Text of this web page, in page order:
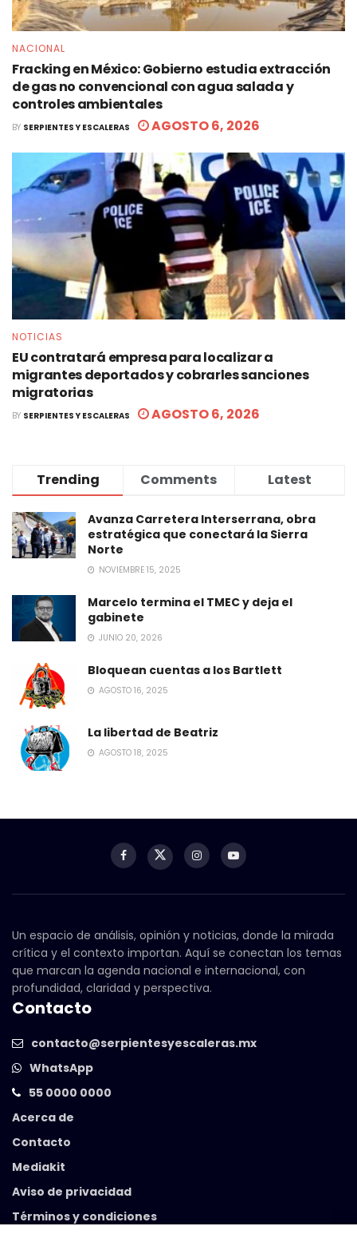
NACIONAL
Fracking en México: Gobierno estudia extracción
de gas no convencional con agua salada y
controles ambientales
BY SERPIENTES Y ESCALERAS AGOSTO 6, 2026
NOTICIAS
EU contratará empresa para localizar a
migrantes deportados y cobrarles sanciones
migratorias
BY SERPIENTES Y ESCALERAS AGOSTO 6, 2026
Trending Comments Latest
Avanza Carretera Interserrana, obra
estratégica que conectará la Sierra
Norte
NOVIEMBRE 15, 2025
Marcelo termina el TMEC y deja el
gabinete
JUNIO 20, 2026
Bloquean cuentas a los Bartlett
AGOSTO 16, 2025
La libertad de Beatriz
AGOSTO 18, 2025
Un espacio de análisis, opinión y noticias, donde la mirada
crítica y el contexto importan. Aquí se conectan los temas
que marcan la agenda nacional e internacional, con
profundidad, claridad y perspectiva.
Contacto
contacto@serpientesyescaleras.mx
WhatsApp
55 0000 0000
Acerca de
Contacto
Mediakit
Aviso de privacidad
Términos y condiciones